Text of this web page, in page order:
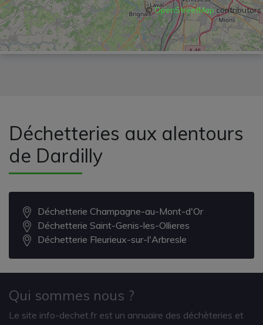
©OpenStreetMap contributors
Déchetteries aux alentours
de Dardilly
Déchetterie Champagne-au-Mont-d'Or
Déchetterie Saint-Genis-les-Ollieres
Déchetterie Fleurieux-sur-l'Arbresle
Qui sommes nous ?
Le site info-dechet.fr est un annuaire des déchèteries et